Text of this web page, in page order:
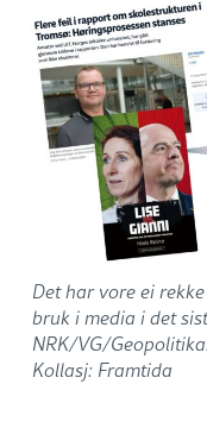
Det har vore ei
bruk i media i det
NRK/VG/
Kollasj: Framtida